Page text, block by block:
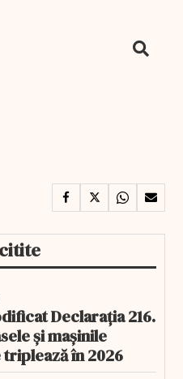
Declarația 216.
și mașinile
triplează în 2026